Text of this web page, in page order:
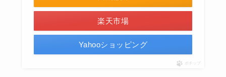
楽天市場
Yahooショッピング
ポチップ